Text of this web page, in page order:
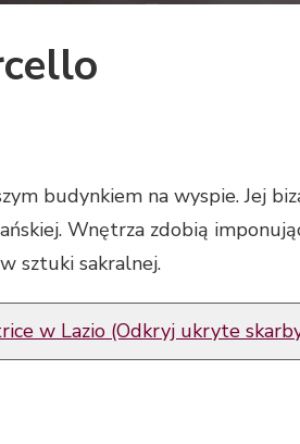
budynkiem na wyspie. Jej
Wnętrza zdobią
sztuki sakralnej.
w Lazio (Odkryj ukryte